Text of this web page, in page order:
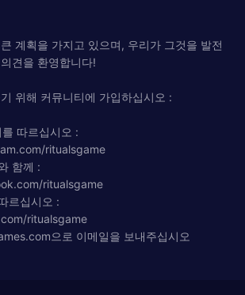
계획을 가지고 있으며, 우리가 그것을 발전
견을 환영합니다!
위해 커뮤니티에 가입하십시오 :
따르십시오 :
ritualsgame
함께 :
ritualsgame
르십시오 :
ritualsgame
으로 이메일을 보내주십시오